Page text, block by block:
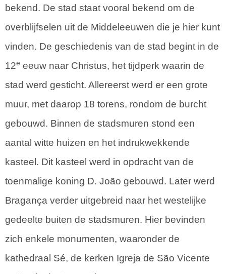
bekend. De stad staat vooral bekend om de
overblijfselen uit de Middeleeuwen die je hier kunt
vinden. De geschiedenis van de stad begint in de
12e eeuw naar Christus, het tijdperk waarin de
stad werd gesticht. Allereerst werd er een grote
muur, met daarop 18 torens, rondom de burcht
gebouwd. Binnen de stadsmuren stond een
aantal witte huizen en het indrukwekkende
kasteel. Dit kasteel werd in opdracht van de
toenmalige koning D. João gebouwd. Later werd
Bragança verder uitgebreid naar het westelijke
gedeelte buiten de stadsmuren. Hier bevinden
zich enkele monumenten, waaronder de
kathedraal Sé, de kerken Igreja de São Vicente